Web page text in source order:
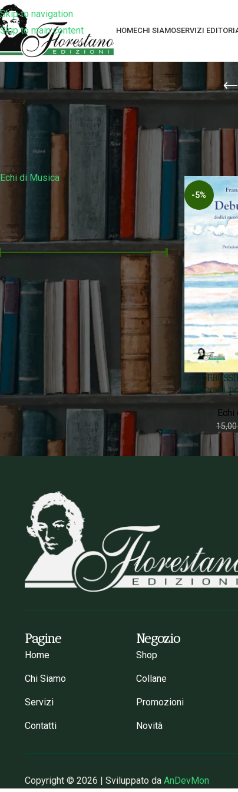
Skip to navigation
Skip to main content
HOMECHI SIAMOSERVIZI
Filtra Per Collana
Echi di Musica
Filtra Per Prezzo
FILTRA
Prezzo: 10 €—20 €
Filtra Per Stato
In stock
-5%
racconti
Pagine
Home
Chi Siamo
Servizi
Contatti
Negozio
Shop
Collane
Promozioni
Novità
Copyright © 2026 | Sviluppato da AnDevMon